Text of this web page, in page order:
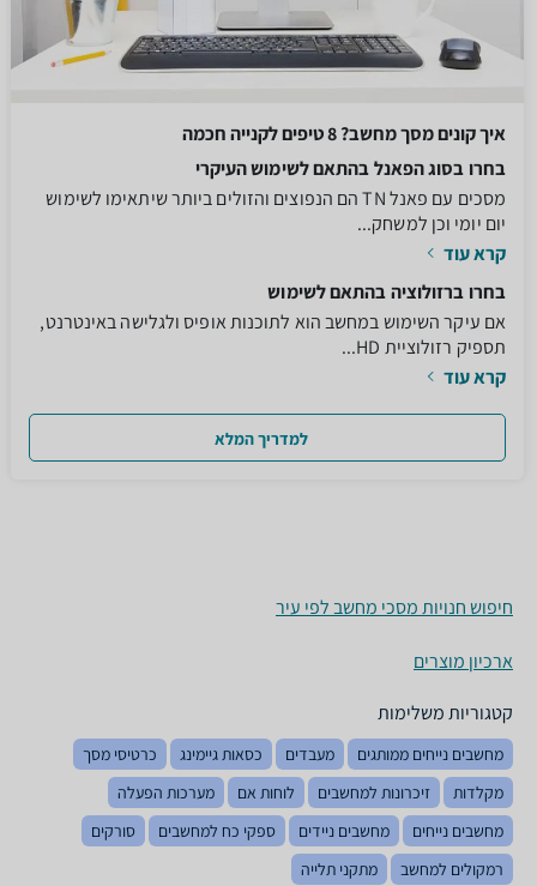
איך קונים מסך מחשב? 8 טיפים לקנייה חכמה
בחרו בסוג הפאנל בהתאם לשימוש העיקרי
מסכים עם פאנל TN הם הנפוצים והזולים ביותר שיתאימו לשימוש
יום יומי וכן למשחק...
קרא עוד
בחרו ברזולוציה בהתאם לשימוש
אם עיקר השימוש במחשב הוא לתוכנות אופיס ולגלישה באינטרנט,
תספיק רזולוציית HD...
קרא עוד
למדריך המלא
חיפוש חנויות מסכי מחשב לפי עיר
ארכיון מוצרים
קטגוריות משלימות
מחשבים נייחים ממותגים מעבדים כסאות גיימינג
כרטיסי מסך
מקלדות
זיכרונות למחשבים לוחות אם
מערכות הפעלה
מחשבים נייחים
מחשבים ניידים ספקי כח למחשבים
סורקים
רמקולים למחשב
מתקני תלייה